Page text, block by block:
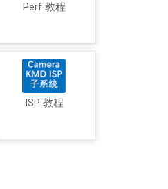
Perf 教程
ISP 教程